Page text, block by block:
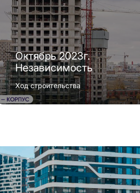
Октябрь 2023г.
Независимость
Ход строительства